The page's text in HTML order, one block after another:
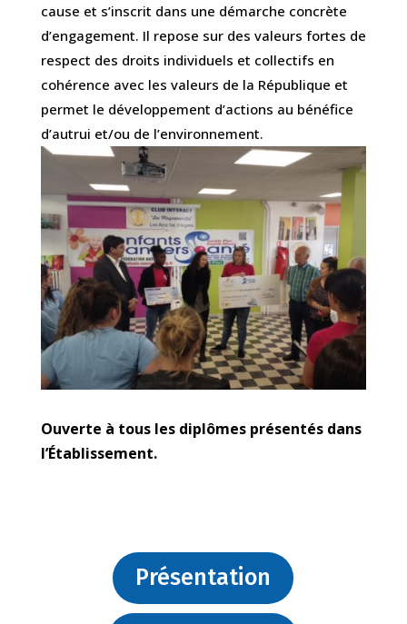
Ouverte à tous les diplômes présentés dans
l’Établissement.
cause et s’inscrit dans une démarche concrète
d’engagement. Il repose sur des valeurs fortes de
respect des droits individuels et collectifs en
cohérence avec les valeurs de la République et
permet le développement d’actions au bénéfice
d’autrui et/ou de l’environnement.
Présentation